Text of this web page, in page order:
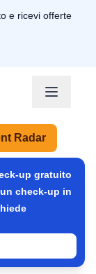
e ricevi offerte
Radar
up gratuito
check-up in